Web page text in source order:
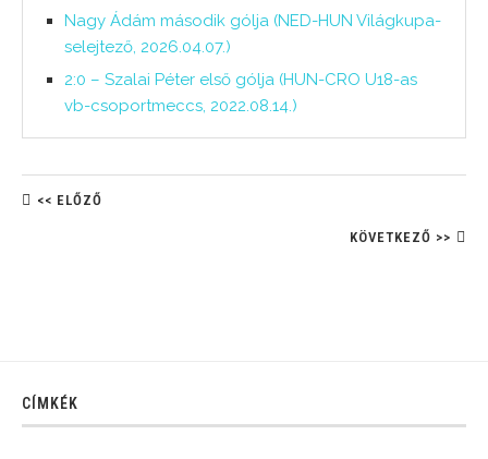
Nagy Ádám második gólja (NED-HUN Világkupa-
selejtező, 2026.04.07.)
2:0 – Szalai Péter első gólja (HUN-CRO U18-as
vb-csoportmeccs, 2022.08.14.)
<< ELŐZŐ
KÖVETKEZŐ >>
CÍMKÉK